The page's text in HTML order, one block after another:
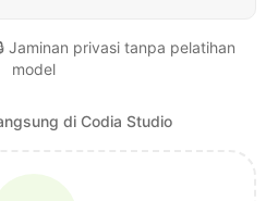
Jaminan privasi tanpa pelatihan
model
di Codia Studio